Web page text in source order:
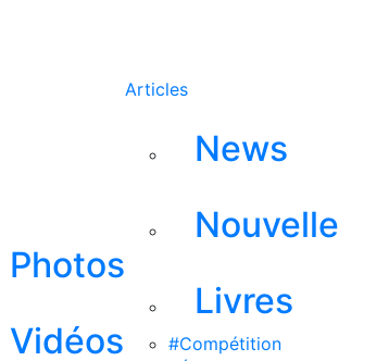
Photos
Vidéos
Articles
News
Nouvelle
Livres
#Compétition